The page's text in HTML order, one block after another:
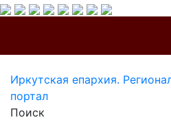
Иркутская епархия.
портал
Поиск